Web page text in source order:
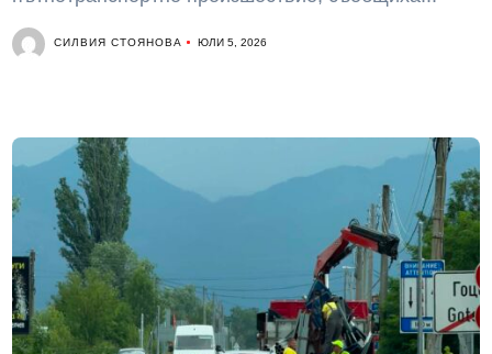
СИЛВИЯ СТОЯНОВА ЮЛИ 5, 2026